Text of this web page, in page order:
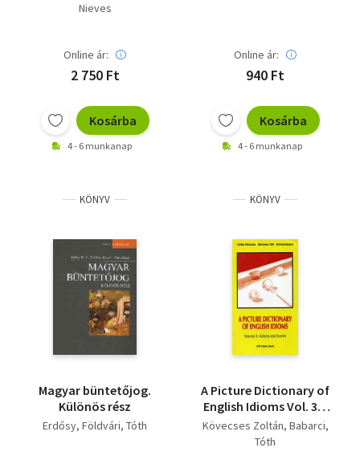
Nieves
Online ár:
2 750 Ft
Kosárba
4 - 6 munkanap
Online ár:
940 Ft
Kosárba
4 - 6 munkanap
KÖNYV
Magyar büntetőjog.
Különös rész
Erdősy Földvári Tóth
KÖNYV
A Picture Dictionary of
English Idioms Vol. 3. -
Actions and Events
Kövecses Zoltán Babarci
Tóth